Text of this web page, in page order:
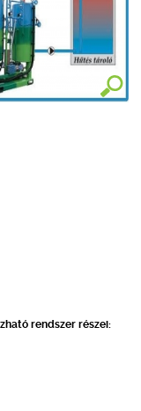
rendszer részei: